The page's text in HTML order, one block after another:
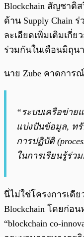
Blockchain สัญชาติ
ด้าน Supply Chain
ละเอียดเพิ่มเติมเกี่
ร่วมกันในเดือนมิถุน
นาย Zube คาดการ
“ระบบเครือข่าย
แบ่งปันข้อมูล, ท
การปฏิบัติ
ในการเรียนรู้ร่ว
นี่ไม่ใช่โครงการเดี
Blockchain โดยก่อ
“blockchain co-